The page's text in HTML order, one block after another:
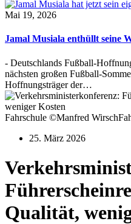
Mai 19, 2026
Jamal Musiala enthüllt seine
- Deutschlands Fußball-
nächsten großen Fußball-
Hoffnungsträger der…
Fahrschule ©Manfred
25. März 2026
Qualität,